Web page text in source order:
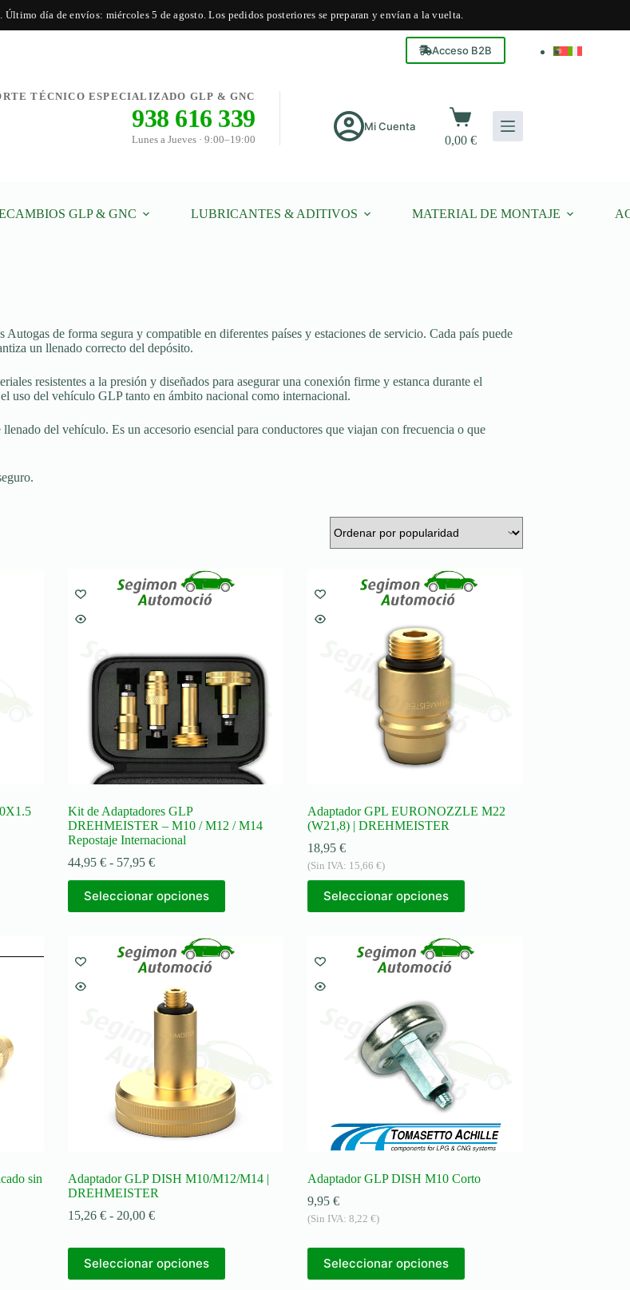
. Último día de envíos: miércoles 5 de agosto. Los pedidos posteriores se preparan y envían a la vuelta.
Acceso B2B
TÉCNICO ESPECIALIZADO GLP & GNC
938 616 339
Lunes a Jueves · 9:00–19:00
Mi Cuenta
Carro
de
compra
0,00 €
GLP & GNC LUBRICANTES & ADITIVOS MATERIAL DE MONTAJE
de forma segura y compatible en diferentes países y estaciones de servicio. Cada país puede
un llenado correcto del depósito.
resistentes a la presión y diseñados para asegurar una conexión firme y estanca durante el
uso del vehículo GLP tanto en ámbito nacional como internacional.
del vehículo. Es un accesorio esencial para conductores que viajan con frecuencia o que
Kit de Adaptadores GLP
DREHMEISTER – M10 / M12 / M14
Repostaje Internacional
44,95 € - 57,95 €Rango
precios:
desde
57,95 €
Seleccionar opciones
Este
producto
tiene
Las
se
Adaptador GPL EURONOZZLE M22
(W21,8) | DREHMEISTER
18,95 €
(Sin IVA: 15,66 €)
Seleccionar opciones
sin
Adaptador GLP DISH M10/M12/M14 |
DREHMEISTER
15,26 € - 20,00 €Rango
desde
15,26 €
Seleccionar opciones
Este
producto
tiene
Adaptador GLP DISH M10 Corto
9,95 €
(Sin IVA: 8,22 €)
Seleccionar opciones